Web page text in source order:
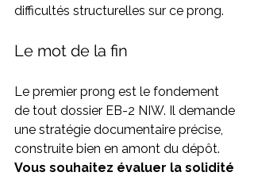
difficultés structurelles sur ce prong.
Le mot de la fin
Le premier prong est le fondement
de tout dossier EB-2 NIW. Il demande
une stratégie documentaire précise,
construite bien en amont du dépôt.
Vous souhaitez évaluer la solidité